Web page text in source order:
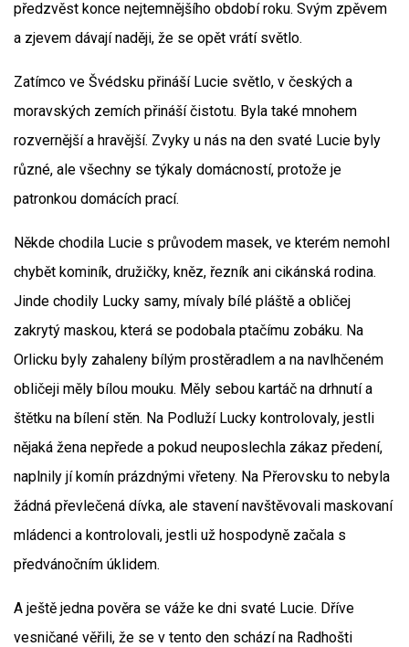
předzvěst konce nejtemnějšího období roku. Svým zpěvem
a zjevem dávají naději, že se opět vrátí světlo.
Zatímco ve Švédsku přináší Lucie světlo, v českých a
moravských zemích přináší čistotu. Byla také mnohem
rozvernější a hravější. Zvyky u nás na den svaté Lucie byly
různé, ale všechny se týkaly domácností, protože je
patronkou domácích prací.
Někde chodila Lucie s průvodem masek, ve kterém nemohl
chybět kominík, družičky, kněz, řezník ani cikánská rodina.
Jinde chodily Lucky samy, mívaly bílé pláště a obličej
zakrytý maskou, která se podobala ptačímu zobáku. Na
Orlicku byly zahaleny bílým prostěradlem a na navlhčeném
obličeji měly bílou mouku. Měly sebou kartáč na drhnutí a
štětku na bílení stěn. Na Podluží Lucky kontrolovaly, jestli
nějaká žena nepřede a pokud neuposlechla zákaz předení,
naplnily jí komín prázdnými vřeteny. Na Přerovsku to nebyla
žádná převlečená dívka, ale stavení navštěvovali maskovaní
mládenci a kontrolovali, jestli už hospodyně začala s
předvánočním úklidem.
A ještě jedna pověra se váže ke dni svaté Lucie. Dříve
vesničané věřili, že se v tento den schází na Radhošti